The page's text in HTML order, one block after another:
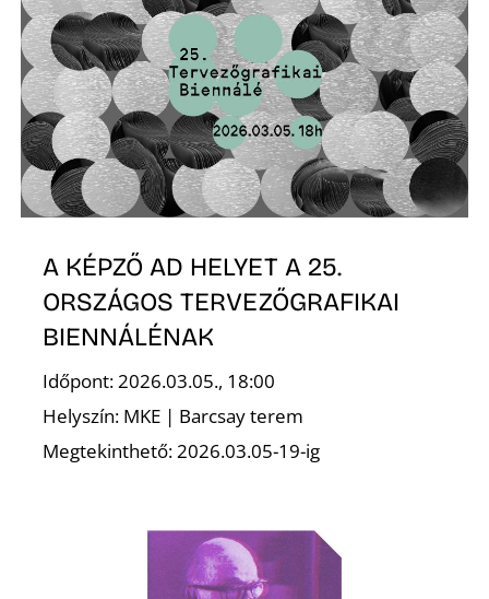
A KÉPZŐ AD HELYET A 25.
ORSZÁGOS TERVEZŐGRAFIKAI
BIENNÁLÉNAK
Időpont: 2026.03.05., 18:00
Helyszín: MKE | Barcsay terem
Megtekinthető: 2026.03.05-19-ig